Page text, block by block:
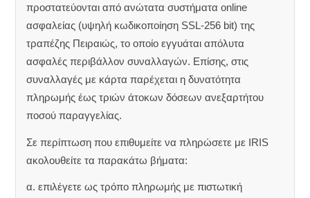
προστατεύονται από ανώτατα συστήματα online
ασφαλείας (υψηλή κωδικοποίηση SSL-256 bit) της
τραπέζης Πειραιώς, το οποίο εγγυάται απόλυτα
ασφαλές περιβάλλον συναλλαγών. Επίσης, στις
συναλλαγές με κάρτα παρέχεται η δυνατότητα
πληρωμής έως τριών άτοκων δόσεων ανεξαρτήτου
ποσού παραγγελίας.
Σε περίπτωση που επιθυμείτε να πληρώσετε με IRIS
ακολουθείτε τα παρακάτω βήματα:
α. επιλέγετε ως τρόπο πληρωμής με πιστωτική